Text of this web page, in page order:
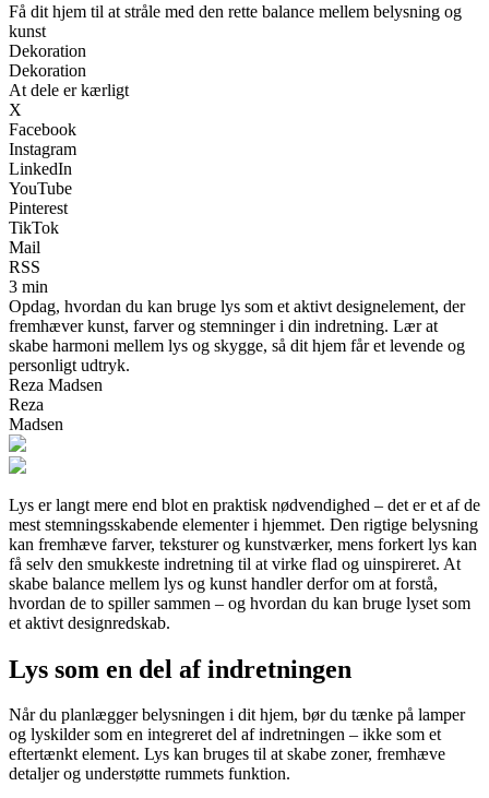
Få dit hjem til at stråle med den rette balance mellem belysning og
kunst
Dekoration
Dekoration
At dele er kærligt
X
Facebook
Instagram
LinkedIn
YouTube
Pinterest
TikTok
Mail
RSS
3 min
Opdag, hvordan du kan bruge lys som et aktivt designelement, der
fremhæver kunst, farver og stemninger i din indretning. Lær at
skabe harmoni mellem lys og skygge, så dit hjem får et levende og
personligt udtryk.
Reza Madsen
Reza
Madsen
Lys er langt mere end blot en praktisk nødvendighed – det er et af de
mest stemningsskabende elementer i hjemmet. Den rigtige belysning
kan fremhæve farver, teksturer og kunstværker, mens forkert lys kan
få selv den smukkeste indretning til at virke flad og uinspireret. At
skabe balance mellem lys og kunst handler derfor om at forstå,
hvordan de to spiller sammen – og hvordan du kan bruge lyset som
et aktivt designredskab.
Lys som en del af indretningen
Når du planlægger belysningen i dit hjem, bør du tænke på lamper
og lyskilder som en integreret del af indretningen – ikke som et
eftertænkt element. Lys kan bruges til at skabe zoner, fremhæve
detaljer og understøtte rummets funktion.